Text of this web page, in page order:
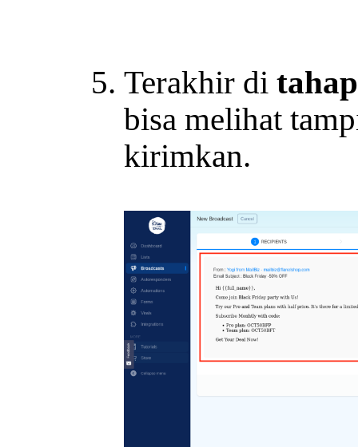
Terakhir di
bisa melihat
kirimkan.